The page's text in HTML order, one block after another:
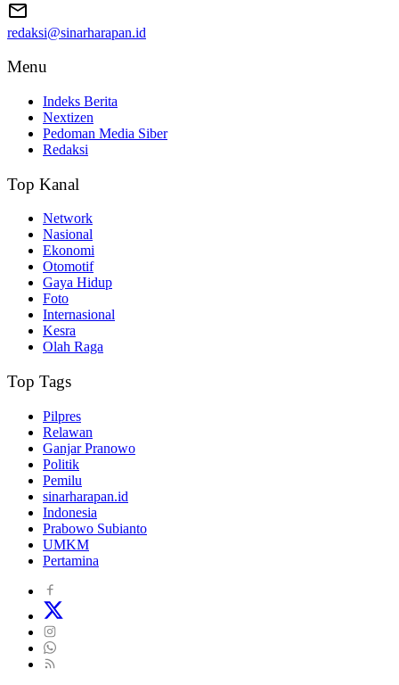
redaksi@sinarharapan.id
Menu
Indeks Berita
Nextizen
Pedoman Media Siber
Redaksi
Top Kanal
Network
Nasional
Ekonomi
Otomotif
Gaya Hidup
Foto
Internasional
Kesra
Olah Raga
Top Tags
Pilpres
Relawan
Ganjar Pranowo
Politik
Pemilu
sinarharapan.id
Indonesia
Prabowo Subianto
UMKM
Pertamina